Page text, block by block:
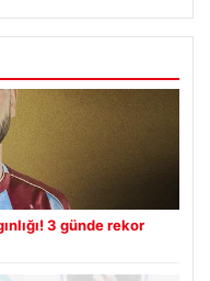
3 günde rekor